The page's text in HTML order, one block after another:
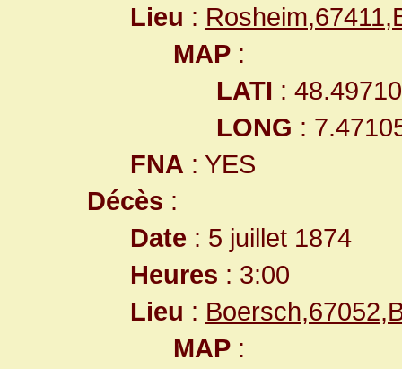
Lieu :
MAP :
LATI :
LONG :
FNA : YES
Décès :
Date : 5 juillet 1874
Heures : 3:00
Lieu :
MAP :